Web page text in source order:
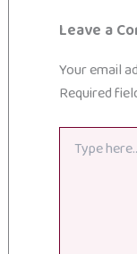
Leave a
Your email
Required
Type
here..